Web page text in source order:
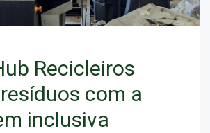
Recicleiros
com a
inclusiva